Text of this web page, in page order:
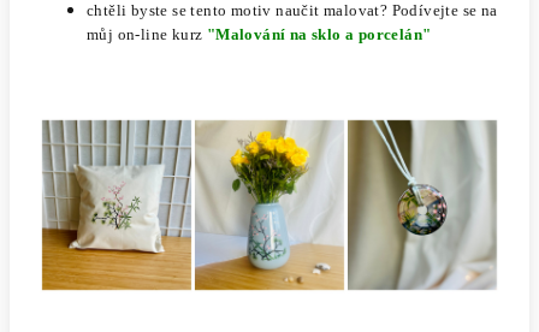
chtěli byste se tento motiv naučit malovat? Podívejte se na
můj on-line kurz "Malování na sklo a porcelán"